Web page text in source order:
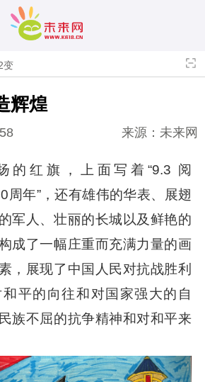
变
辉煌
来源：未来网
的红旗，上面写着“9.3 阅
周年”，还有雄伟的华表、展翅
军人、壮丽的长城以及鲜艳的
成了一幅庄重而充满力量的画
，展现了中国人民对抗战胜利
平的向往和对国家强大的自
族不屈的抗争精神和对和平来